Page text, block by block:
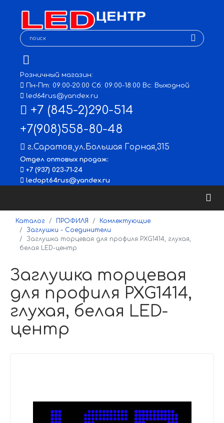
Розничный магазин:
Пн-Пт: 09:00-20:00 Сб: 09:00-18:00 Вс: Выходной
led64rus@yandex.ru
+7 (845-2)290-514
+7(908)558-80-48
г.Саратов,ул.Большая Горная,315
Отдел оптовых продаж:
+7 (937) 023-71-24
ledopt64rus@yandex.ru
Каталог ПРОФИЛЯ
Комлектующие
Заглушки - Соединители
Заглушка торцевая для профиля PXG1414, глухая,
белая LED-центр
Заглушка торцевая
для профиля PXG1414,
глухая, белая LED-
центр